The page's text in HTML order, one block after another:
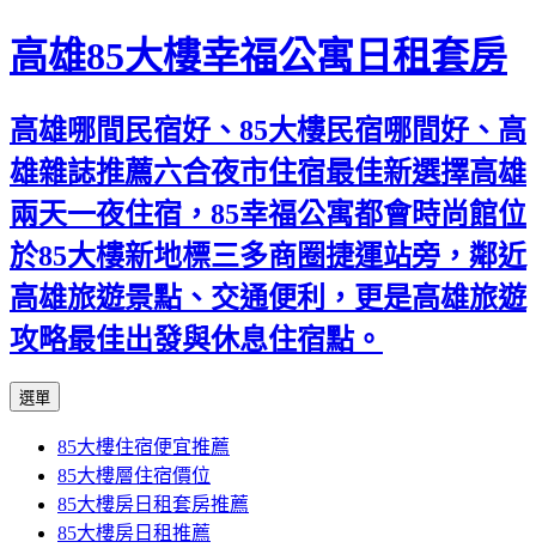
高雄85大樓幸福公寓日租套房
高雄哪間民宿好、85大樓民宿哪間好、高
雄雜誌推薦六合夜市住宿最佳新選擇高雄
兩天一夜住宿，85幸福公寓都會時尚館位
於85大樓新地標三多商圈捷運站旁，鄰近
高雄旅遊景點、交通便利，更是高雄旅遊
攻略最佳出發與休息住宿點。
選單
內
容
區
85大樓住宿便宜推薦
85大樓層住宿價位
85大樓房日租套房推薦
85大樓房日租推薦